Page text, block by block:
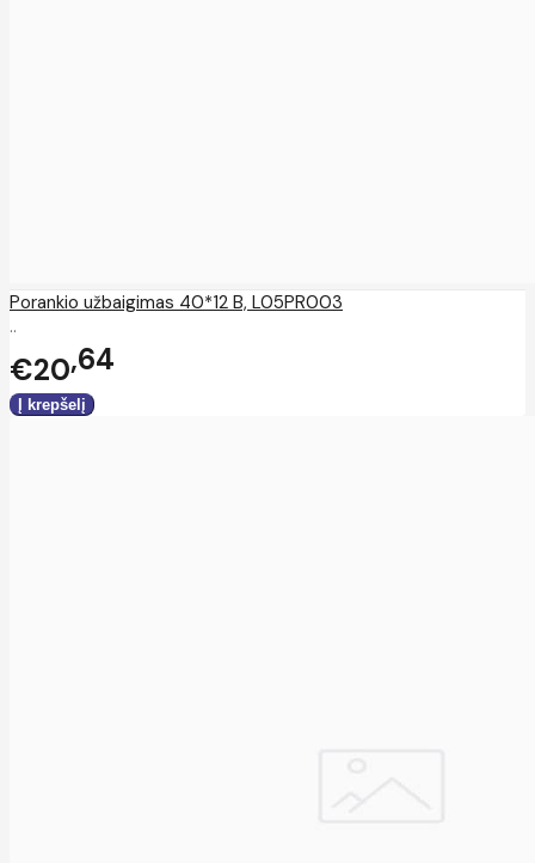
Porankio užbaigimas 40*12 B, L05PR003
..
€20 64